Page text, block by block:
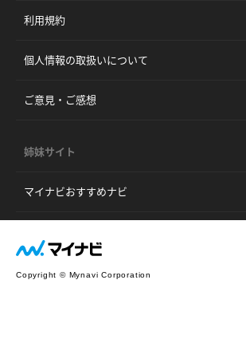
利用規約
個人情報の取扱いについて
ご意見・ご感想
姉妹サイト
マイナビおすすめナビ
Copyright © Mynavi Corporation